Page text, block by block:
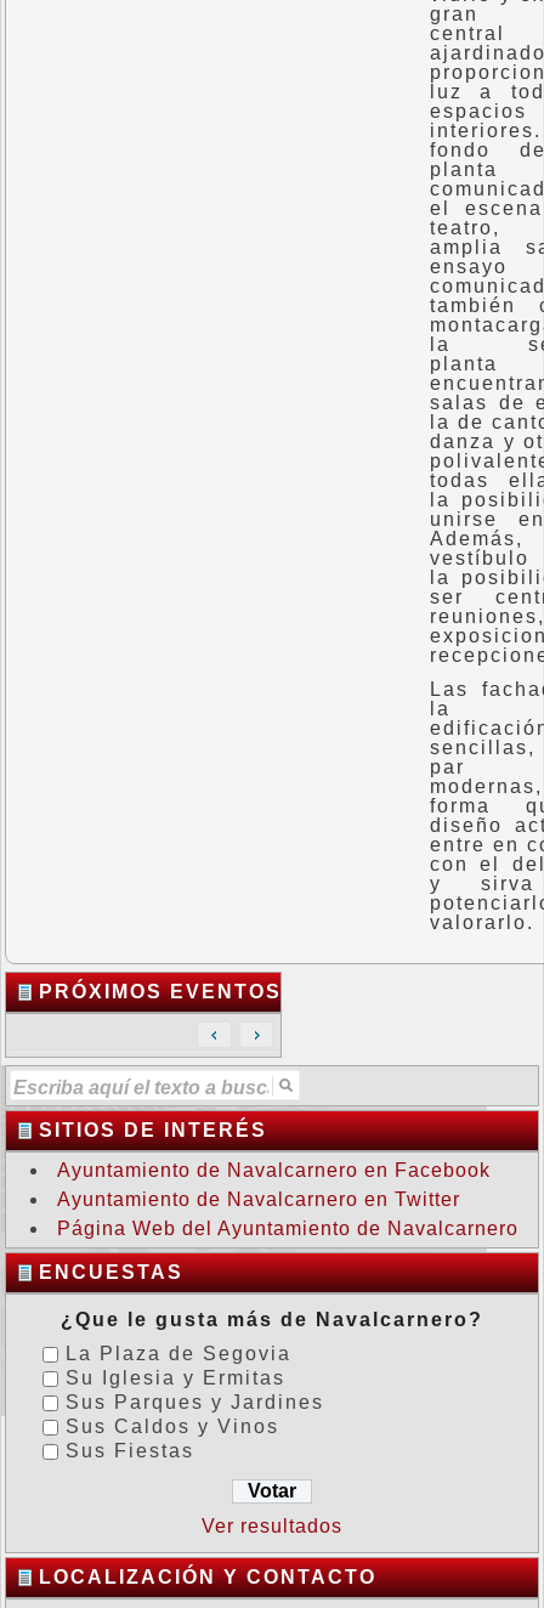
gran
central
luz a
espacios
fondo
el
amplia
ensayo
también
la
salas de
la de
danza y
todas
la
unirse
vestíbulo
la
ser
reuniones,
Las
la
par
forma
diseño
entre en
con el
y sirva
valorarlo.
PRÓXIMOS EVENTOS
SITIOS DE INTERÉS
Ayuntamiento de Navalcarnero en Facebook
Ayuntamiento de Navalcarnero en Twitter
Página Web del Ayuntamiento de Navalcarnero
ENCUESTAS
¿Que le gusta más de Navalcarnero?
La Plaza de Segovia
Su Iglesia y Ermitas
Sus Parques y Jardines
Sus Caldos y Vinos
Sus Fiestas
Ver resultados
LOCALIZACIÓN Y CONTACTO